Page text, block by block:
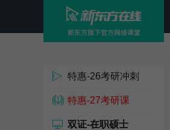
特惠-26考研冲刺
特惠-27考研课
双证-在职硕士